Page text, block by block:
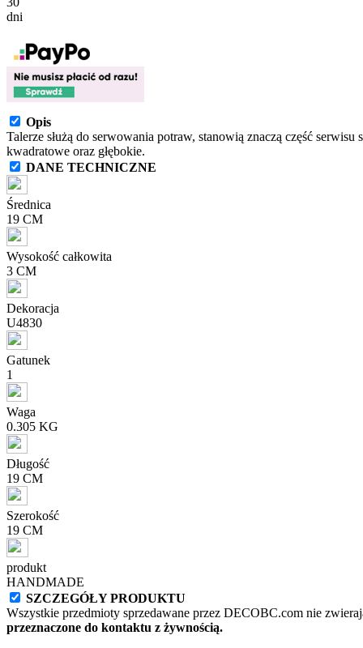
dni
Opis
Talerze służą do serwowania potraw, stanowią znaczą część
kwadratowe oraz głębokie.
DANE TECHNICZNE
Średnica
19 CM
Wysokość całkowita
3 CM
Dekoracja
U4830
Gatunek
1
Waga
0.305 KG
Długość
19 CM
Szerokość
19 CM
produkt
HANDMADE
SZCZEGÓŁY PRODUKTU
Wszystkie przedmioty sprzedawane przez DECOBC.com nie
przeznaczone do kontaktu z żywnością.